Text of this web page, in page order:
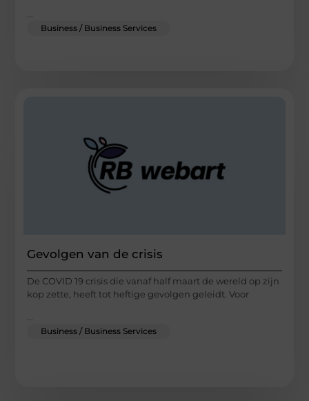
Business / Business Services
Gevolgen van de crisis
De COVID 19 crisis die vanaf half maart de wereld op zijn
kop zette, heeft tot heftige gevolgen geleidt. Voor
Business / Business Services